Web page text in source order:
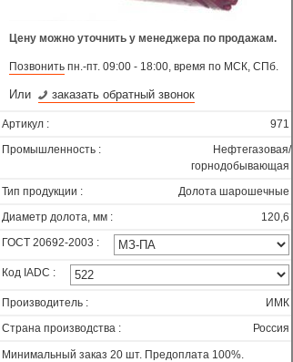
Цену можно уточнить у менеджера по продажам.
Позвонить пн.-пт. 09:00 - 18:00, время по МСК, СПб.
Или заказать обратный звонок
Артикул :
971
Промышленность :
Нефтегазовая/
горнодобывающая
Тип продукции :
Долота шарошечные
Диаметр долота, мм :
120,6
ГОСТ 20692-2003 :
Код IADC :
Производитель :
ИМК
Страна производства :
Россия
Минимальный заказ 20 шт. Предоплата 100%.